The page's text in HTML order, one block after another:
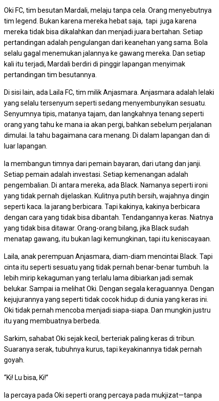
Oki FC, tim besutan Mardali, melaju tanpa cela. Orang menyebutnya
tim legend. Bukan karena mereka hebat saja, tapi juga karena
mereka tidak bisa dikalahkan dan menjadi juara bertahan. Setiap
pertandingan adalah pengulangan dari keanehan yang sama. Bola
selalu gagal menemukan jalannya ke gawang mereka. Dan setiap
kali itu terjadi, Mardali berdiri di pinggir lapangan menyimak
pertandingan tim besutannya.
Di sisi lain, ada Laila FC, tim milik Anjasmara. Anjasmara adalah lelaki
yang selalu tersenyum seperti sedang menyembunyikan sesuatu.
Senyumnya tipis, matanya tajam, dan langkahnya tenang seperti
orang yang tahu ke mana ia akan pergi, bahkan sebelum perjalanan
dimulai. Ia tahu bagaimana cara menang. Di dalam lapangan dan di
luar lapangan.
Ia membangun timnya dari pemain bayaran, dari utang dan janji.
Setiap pemain adalah investasi. Setiap kemenangan adalah
pengembalian. Di antara mereka, ada Black. Namanya seperti ironi
yang tidak pernah dijelaskan. Kulitnya putih bersih, wajahnya dingin
seperti kaca. Ia jarang berbicara. Tapi kakinya, kakinya berbicara
dengan cara yang tidak bisa dibantah. Tendangannya keras. Niatnya
yang tidak bisa ditawar. Orang-orang bilang, jika Black sudah
menatap gawang, itu bukan lagi kemungkinan, tapi itu keniscayaan.
Laila, anak perempuan Anjasmara, diam-diam mencintai Black. Tapi
cinta itu seperti sesuatu yang tidak pernah benar-benar tumbuh. Ia
lebih mirip kekaguman yang terlalu lama dibiarkan jadi semak
belukar. Sampai ia melihat Oki. Dengan segala keraguannya. Dengan
kejujurannya yang seperti tidak cocok hidup di dunia yang keras ini.
Oki tidak pernah mencoba menjadi siapa-siapa. Dan mungkin justru
itu yang membuatnya berbeda.
Sarkim, sahabat Oki sejak kecil, berteriak paling keras di tribun.
Suaranya serak, tubuhnya kurus, tapi keyakinannya tidak pernah
goyah.
“Ki! Lu bisa, Ki!”
Ia percaya pada Oki seperti orang percaya pada mukjizat—tanpa